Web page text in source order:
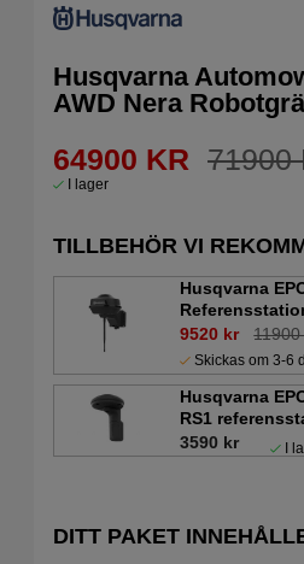
Husqvarna
AWD Nera
71900
64900 KR
I lager
TILLBEHÖR VI
Husqvarna
9520 kr
11900
Skickas om 3-6
Husqvarna
RS1
3590 kr
I
DITT PAKET